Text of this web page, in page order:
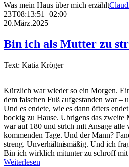
Was mein Haus über mich erzählt
23T08:13:51+02:00
20.März.2025
Bin ich als Mutter zu
Text: Katia Kröger
Kürzlich war wieder so ein Morgen.
dem falschen Fuß aufgestanden war –
Und es endete, wie es dann öfters
bockig zu Hause. Übrigens das zweite
war auf 180 und strich mit Ansage alle
kommenden Tage. Und der Mann?
streng. Unverhältnismäßig. Und ich
Bin ich wirklich mitunter zu schroff
Weiterlesen